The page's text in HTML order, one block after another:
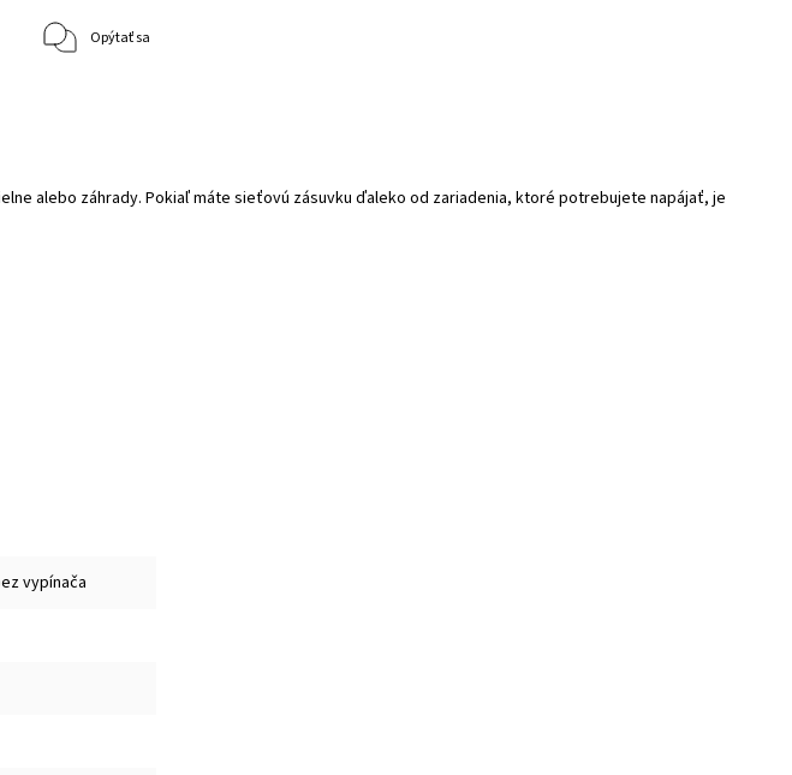
Opýtať sa
alebo záhrady. Pokiaľ máte sieťovú zásuvku ďaleko od zariadenia, ktoré potrebujete napájať, je
vypínača